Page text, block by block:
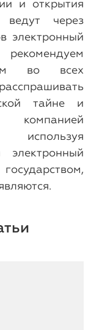
и открытия
ведут через
электронный
во всех
тайне и
используя
электронный